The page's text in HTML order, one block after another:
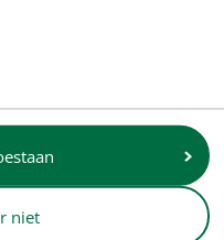
niet
gerustcontactmet
(op weg) helpen?